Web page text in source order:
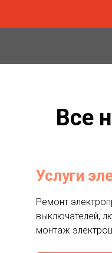
Все
Услуги
Ремонт
выключателей,
монтаж